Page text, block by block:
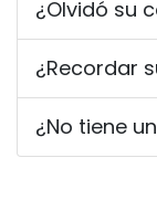
¿Olvidó su
¿Recordar
¿No tiene